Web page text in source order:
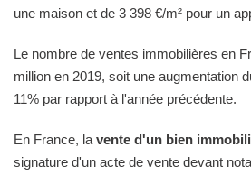
une maison et de 3 398 €/m² pour un
Le nombre de ventes immobilières en
million en 2019, soit une augmentation
11% par rapport à l'année précédente.
En France, la vente d'un bien
signature d'un acte de vente devant